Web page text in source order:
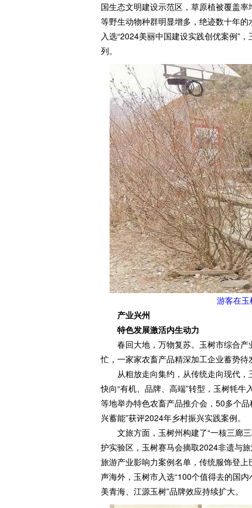
国生态文明建设示范区，草原植被覆盖
等野生动物种群明显增多，绝迹数十年
入选“2024美丽中国建设实践创优案例”
列。
游客在
产业兴州
特色发展激活内生动力
春回大地，万物复苏。玉树市综合产
忙，一家家农畜产品精深加工企业蓄势待
从粗放走向集约，从传统走向现代，
快向“有机、品牌、高端”转型，玉树牦
等地举办特色农畜产品推介会，50多个
兴蓄能”获评2024年乡村振兴实践案例。
文旅方面，玉树州构建了“一核三廊三
护实验区，玉树赛马会摘取2024非遗与
旅游产业影响力案例名单，传统服饰登
声海外，玉树市入选“100个值得去的国
美青海、江源玉树”品牌效应持续扩大。